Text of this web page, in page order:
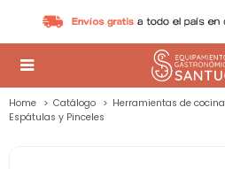

Home Catálogo Herramientas de cocina
Espátulas y Pinceles